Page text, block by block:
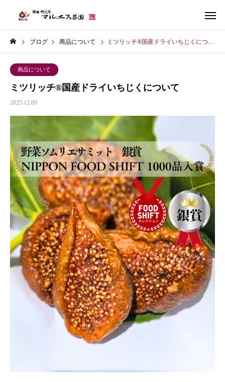
ブログ 商品について ミツリッチ®国産ドライいちじくについて
商品について
ミツリッチ®国産ドライいちじくについて
2025.12.09